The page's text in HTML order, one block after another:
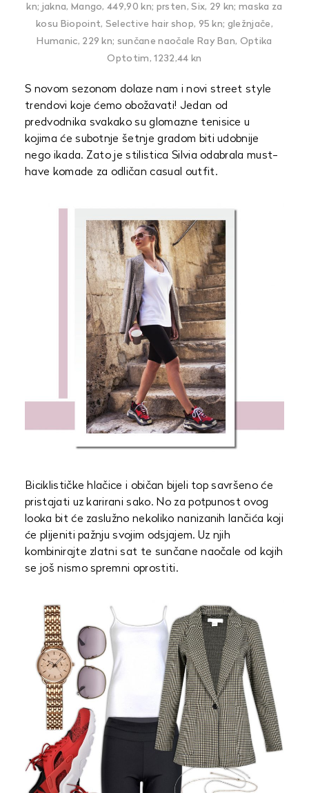
kn; jakna, Mango, 449,90 kn; prsten, Six, 29 kn; maska za
kosu Biopoint, Selective hair shop, 95 kn; gležnjače,
Humanic, 229 kn; sunčane naočale Ray Ban, Optika
Optotim, 1232,44 kn
S novom sezonom dolaze nam i novi street style
trendovi koje ćemo obožavati! Jedan od
predvodnika svakako su glomazne tenisice u
kojima će subotnje šetnje gradom biti udobnije
nego ikada. Zato je stilistica Silvia odabrala must-
have komade za odličan casual outfit.
Biciklističke hlačice i običan bijeli top savršeno će
pristajati uz karirani sako. No za potpunost ovog
looka bit će zaslužno nekoliko nanizanih lančića koji
će plijeniti pažnju svojim odsjajem. Uz njih
kombinirajte zlatni sat te sunčane naočale od kojih
se još nismo spremni oprostiti.